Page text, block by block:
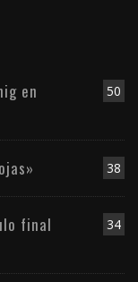
50
en
38
34
final